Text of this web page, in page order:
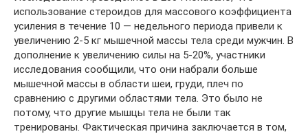
использование стероидов для массового коэффициента
усиления в течение 10 — недельного периода привели к
увеличению 2-5 кг мышечной массы тела среди мужчин. В
дополнение к увеличению силы на 5-20%, участники
исследования сообщили, что они набрали больше
мышечной массы в области шеи, груди, плеч по
сравнению с другими областями тела. Это было не
потому, что другие мышцы тела не были так
тренированы. Фактическая причина заключается в том,